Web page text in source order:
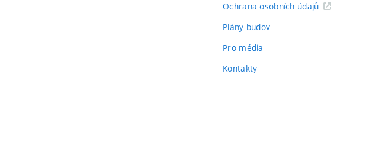
Ochrana osobních údajů
Plány budov
Pro média
Kontakty